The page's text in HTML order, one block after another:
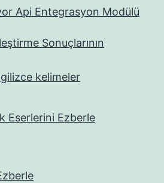
Api Entegrasyon Modülü
Sonuçlarının
kelimeler
Eserlerini Ezberle